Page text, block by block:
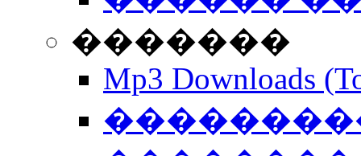
�������
Mp3 Downloads